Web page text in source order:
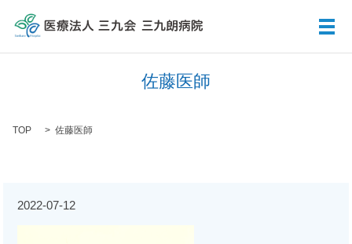
メ
佐藤医師
TOP 佐藤医師
2022-07-12